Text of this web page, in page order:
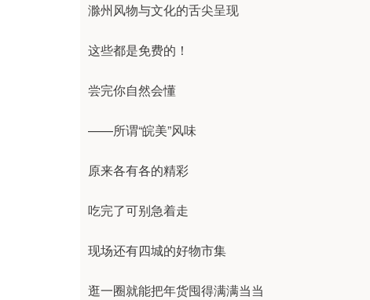
滁州风物与文化的舌尖呈现
这些都是免费的！
尝完你自然会懂
——所谓“皖美”风味
原来各有各的精彩
吃完了可别急着走
现场还有四城的好物市集
逛一圈就能把年货囤得满满当当